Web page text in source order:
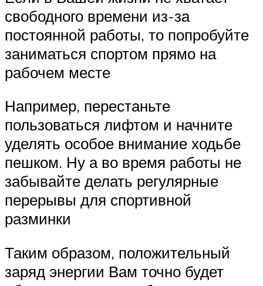
свободного времени из-за
постоянной работы, то попробуйте
заниматься спортом прямо на
рабочем месте
Например, перестаньте
пользоваться лифтом и начните
уделять особое внимание ходьбе
пешком. Ну а во время работы не
забывайте делать регулярные
перерывы для спортивной
разминки
Таким образом, положительный
заряд энергии Вам точно будет